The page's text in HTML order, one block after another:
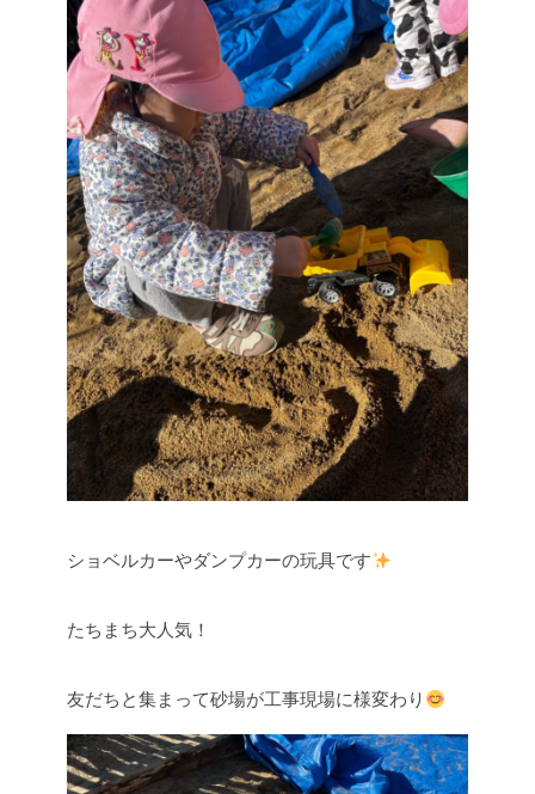
ショベルカーやダンプカーの玩具です
たちまち大人気！
友だちと集まって砂場が工事現場に様変わり